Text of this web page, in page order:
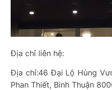
Địa chỉ liên hệ:
Địa chỉ:46 Đại Lộ Hùng
Phan Thiết, Bình Thuận